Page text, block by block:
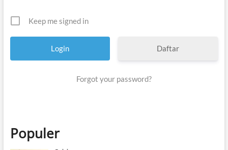
Keep me signed in
Daftar
Forgot your password?
Populer